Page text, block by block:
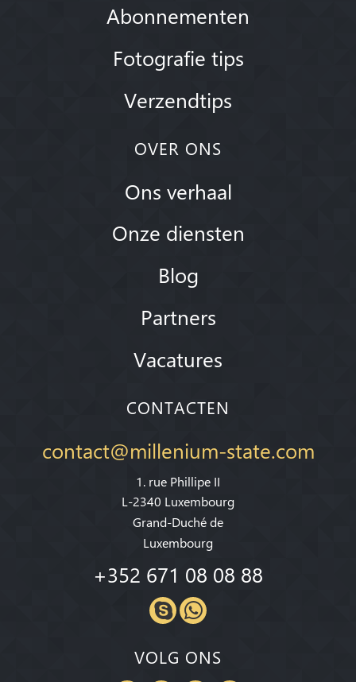
Abonnementen
Fotografie tips
Verzendtips
OVER ONS
Ons verhaal
Onze diensten
Blog
Partners
Vacatures
CONTACTEN
contact@millenium-state.com
1. rue Phillipe II
L-2340 Luxembourg
Grand-Duché de
Luxembourg
+352 671 08 08 88
VOLG ONS